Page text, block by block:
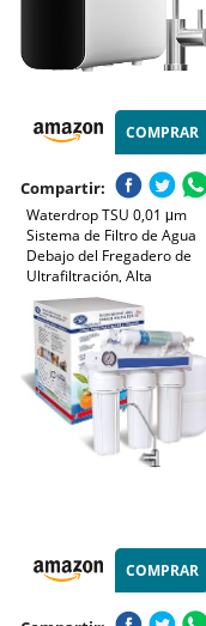
COMPRAR
Compartir:
Waterdrop TSU 0,01 μm
Sistema de Filtro de Agua
Debajo del Fregadero de
Ultrafiltración, Alta
Capacidad de 3 Etapas,
Panel Inteligente, Sin Aguas
Residuales, Reducir PFAS,
PFOA/PFOS
COMPRAR